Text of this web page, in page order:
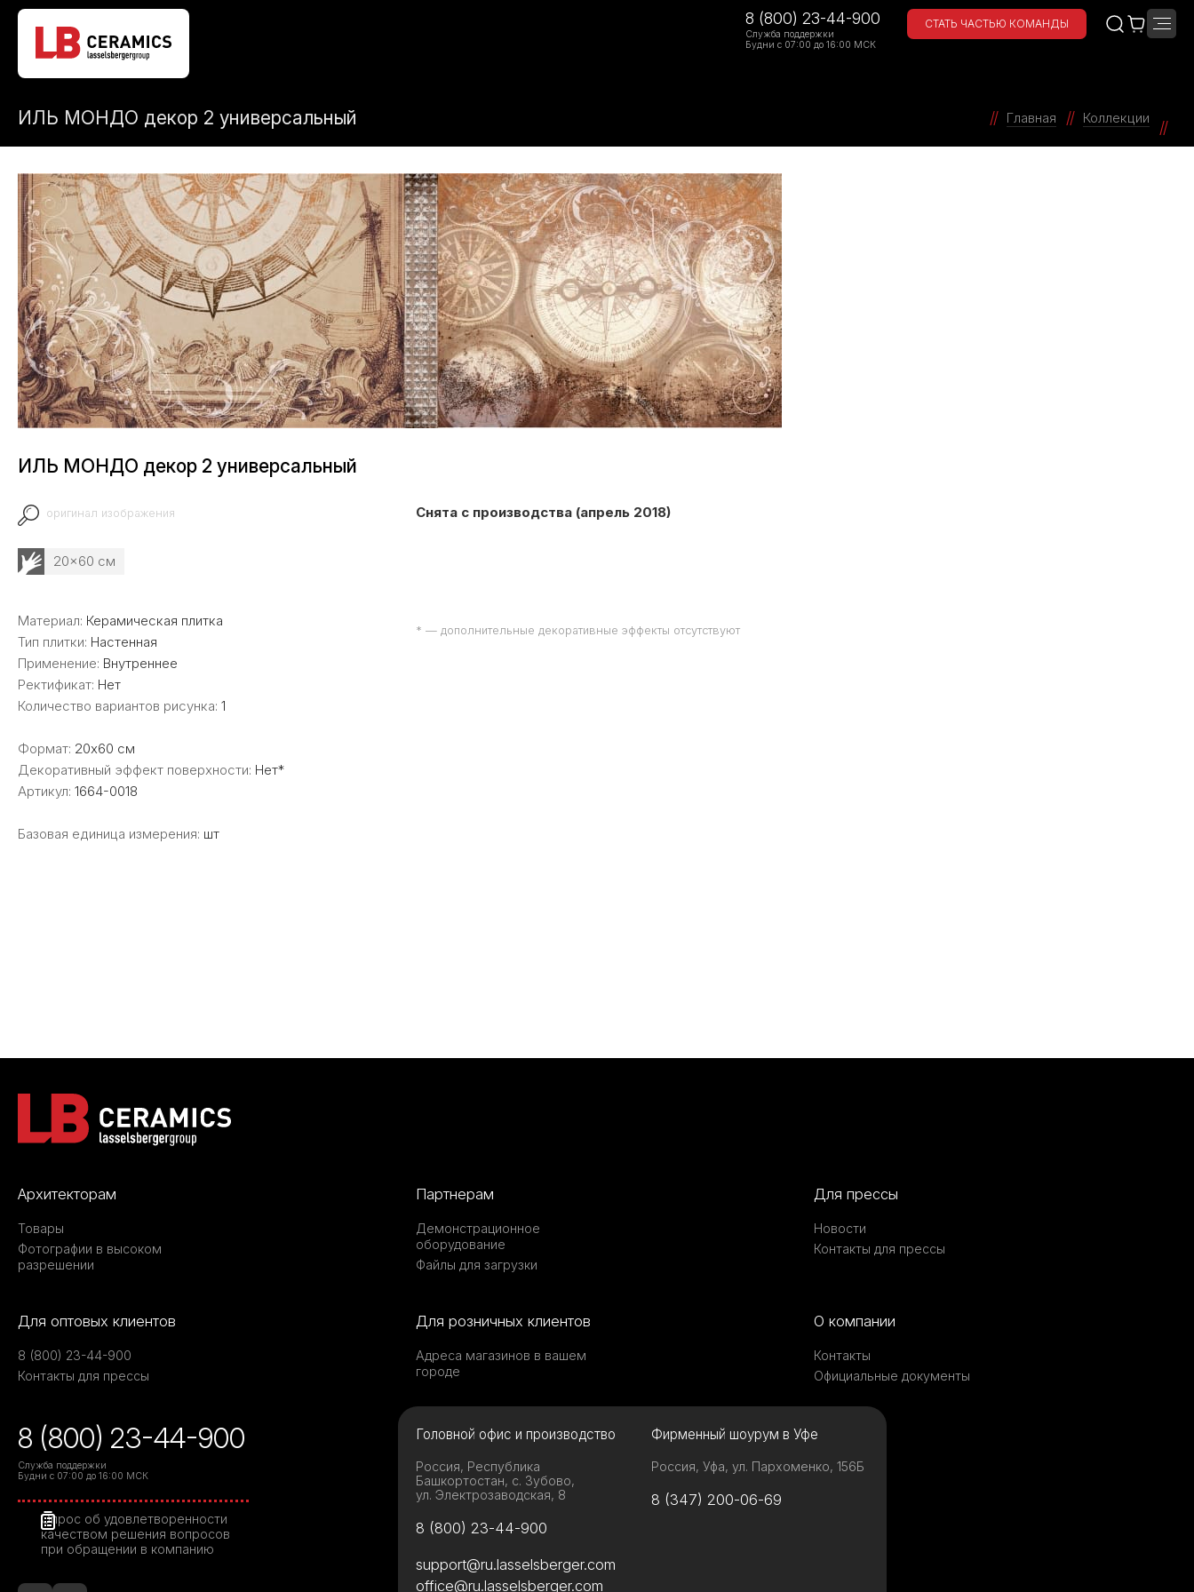
8 (800) 23-44-900
Служба поддержки
Будни с 07:00 до 16:00 МСК
СТАТЬ ЧАСТЬЮ КОМАНДЫ
ИЛЬ МОНДО декор 2 универсальный Главная Коллекции
ИЛЬ МОНДО декор 2 универсальный
оригинал изображения
20x60 см
Снята с производства (апрель 2018)
Материал: Керамическая плитка
Тип плитки: Настенная
Применение: Внутреннее
Ректификат: Нет
Количество вариантов рисунка: 1
Формат: 20x60 см
Декоративный эффект поверхности: Нет*
Артикул: 1664-0018
Базовая единица измерения: шт
* — дополнительные декоративные эффекты отсутствуют
Архитекторам
Товары
Фотографии в высоком
разрешении
Партнерам
Демонстрационное
оборудование
Файлы для загрузки
Для прессы
Новости
Контакты для прессы
Для оптовых клиентов
8 (800) 23-44-900
Контакты для прессы
Для розничных клиентов
Адреса магазинов в вашем
городе
О компании
Контакты
Официальные документы
8 (800) 23-44-900
Служба поддержки
Будни с 07:00 до 16:00 МСК
Опрос об удовлетворенности
качеством решения вопросов
при обращении в компанию
Головной офис и производство
Россия, Республика
Башкортостан, с. Зубово,
ул. Электрозаводская, 8
8 (800) 23-44-900
Фирменный шоурум в Уфе
Россия, Уфа, ул. Пархоменко, 156Б
8 (347) 200-06-69
support@ru.lasselsberger.com
office@ru.lasselsberger.com